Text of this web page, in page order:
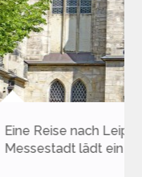
Pottsuse